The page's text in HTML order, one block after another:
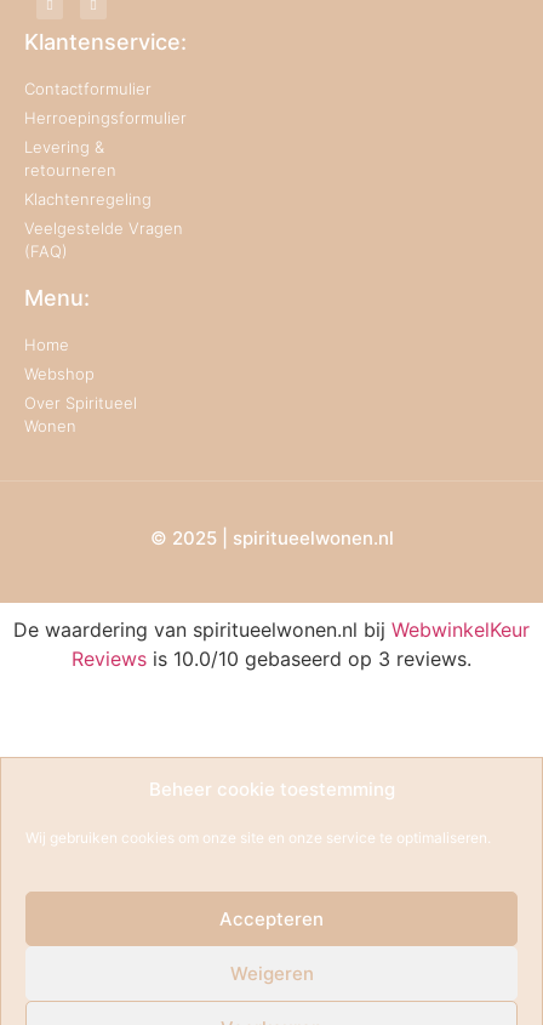
Beheer cookie toestemming
Wij gebruiken cookies om onze site en onze service te optimaliseren.
Accepteren
Weigeren
Klantenservice:
Contactformulier
Herroepingsformulier
Levering &
retourneren
Klachtenregeling
Veelgestelde Vragen
(FAQ)
Menu:
Home
Webshop
Over Spiritueel
Wonen
© 2025 | spiritueelwonen.nl
De waardering van spiritueelwonen.nl bij WebwinkelKeur
Reviews is 10.0/10 gebaseerd op 3 reviews.